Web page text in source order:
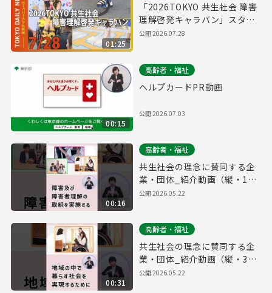
01:25
「2026TOKYO 共生社会 障害
理解啓発キャラバン」スター
ト！（令和8年7月28日 東京デ
公開2026.07.28
00:15
高齢者・福祉
ヘルプカードPR動画
公開2026.07.03
00:16
高齢者・福祉
共生社会の理念に賛同する企
業・団体_紹介動画（縦・15
秒ver.）
公開2026.05.22
00:31
高齢者・福祉
共生社会の理念に賛同する企
業・団体_紹介動画（縦・30
秒ver.）
公開2026.05.22